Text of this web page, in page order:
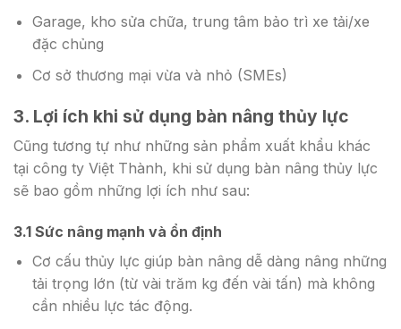
Garage, kho sửa chữa, trung tâm bảo trì xe tải/xe
đặc chủng
Cơ sở thương mại vừa và nhỏ (SMEs)
3. Lợi ích khi sử dụng bàn nâng thủy lực
Cũng tương tự như những sản phẩm xuất khẩu khác
tại công ty Việt Thành, khi sử dụng bàn nâng thủy lực
sẽ bao gồm những lợi ích như sau:
3.1 Sức nâng mạnh và ổn định
Cơ cấu thủy lực giúp bàn nâng dễ dàng nâng những
tải trọng lớn (từ vài trăm kg đến vài tấn) mà không
cần nhiều lực tác động.